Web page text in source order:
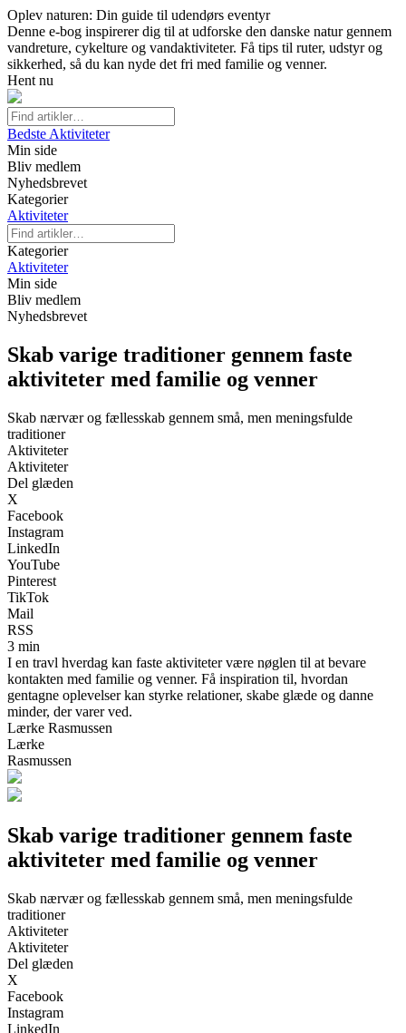
Oplev naturen: Din guide til udendørs eventyr
Denne e-bog inspirerer dig til at udforske den danske natur gennem
vandreture, cykelture og vandaktiviteter. Få tips til ruter, udstyr og
sikkerhed, så du kan nyde det fri med familie og venner.
Hent nu
Bedste Aktiviteter
Min side
Bliv medlem
Nyhedsbrevet
Kategorier
Aktiviteter
Kategorier
Aktiviteter
Min side
Bliv medlem
Nyhedsbrevet
Skab varige traditioner gennem faste
aktiviteter med familie og venner
Skab nærvær og fællesskab gennem små, men meningsfulde
traditioner
Aktiviteter
Aktiviteter
Del glæden
X
Facebook
Instagram
LinkedIn
YouTube
Pinterest
TikTok
Mail
RSS
3 min
I en travl hverdag kan faste aktiviteter være nøglen til at bevare
kontakten med familie og venner. Få inspiration til, hvordan
gentagne oplevelser kan styrke relationer, skabe glæde og danne
minder, der varer ved.
Lærke Rasmussen
Lærke
Rasmussen
Skab varige traditioner gennem faste
aktiviteter med familie og venner
Skab nærvær og fællesskab gennem små, men meningsfulde
traditioner
Aktiviteter
Aktiviteter
Del glæden
X
Facebook
Instagram
LinkedIn